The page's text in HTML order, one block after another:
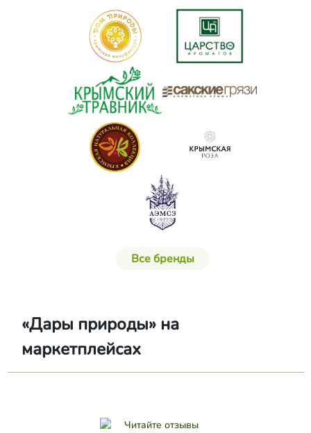
Все бренды
«Дары природы» на
маркетплейсах